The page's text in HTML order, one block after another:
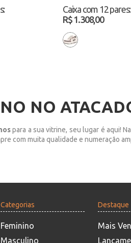
:
Caixa com 12 pares:
R$ 1.308,00
NO
para a sua vitrine, seu lugar é aqui!
com muita qualidade e numeração
Categorias
Feminino
Masculino
Destaque
Mais